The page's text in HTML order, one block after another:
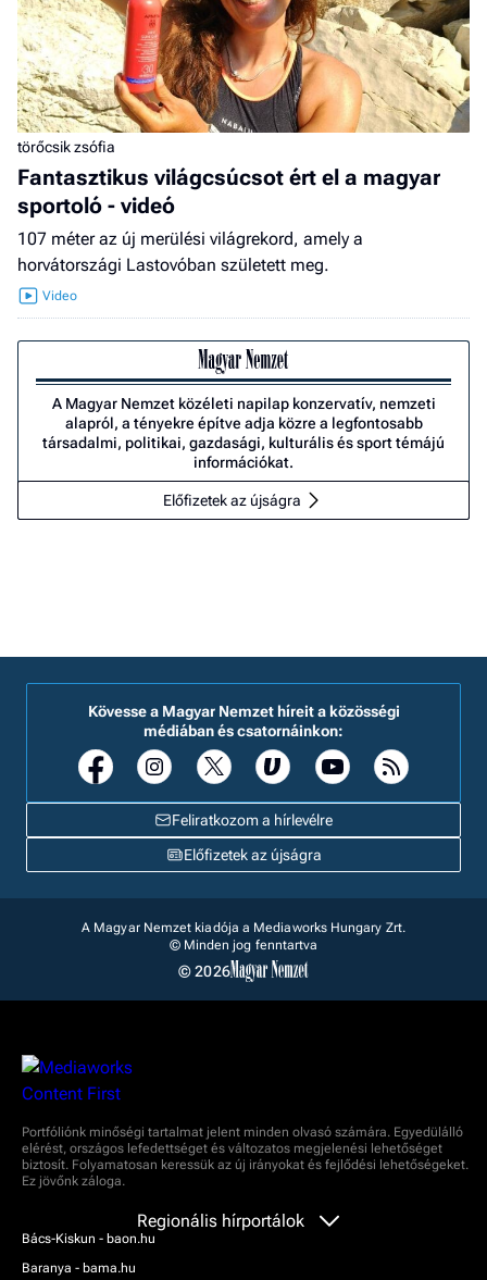
törőcsik zsófia
Fantasztikus világcsúcsot ért el a magyar
sportoló - videó
107 méter az új merülési világrekord, amely a
horvátországi Lastovóban született meg.
A Magyar Nemzet közéleti napilap konzervatív, nemzeti
alapról, a tényekre építve adja közre a legfontosabb
társadalmi, politikai, gazdasági, kulturális és sport témájú
információkat.
Előfizetek az újságra
Feliratkozom a hírlevélre
Kövesse a Magyar Nemzet híreit a közösségi
médiában és csatornáinkon:
Előfizetek az újságra
A Magyar Nemzet kiadója a Mediaworks Hungary Zrt.
© Minden jog fenntartva
© 2026
Portfóliónk minőségi tartalmat jelent minden olvasó számára. Egyedülálló
elérést, országos lefedettséget és változatos megjelenési lehetőséget
biztosít. Folyamatosan keressük az új irányokat és fejlődési lehetőségeket.
Ez jövőnk záloga.
Regionális hírportálok
Bács-Kiskun - baon.hu
Baranya - bama.hu